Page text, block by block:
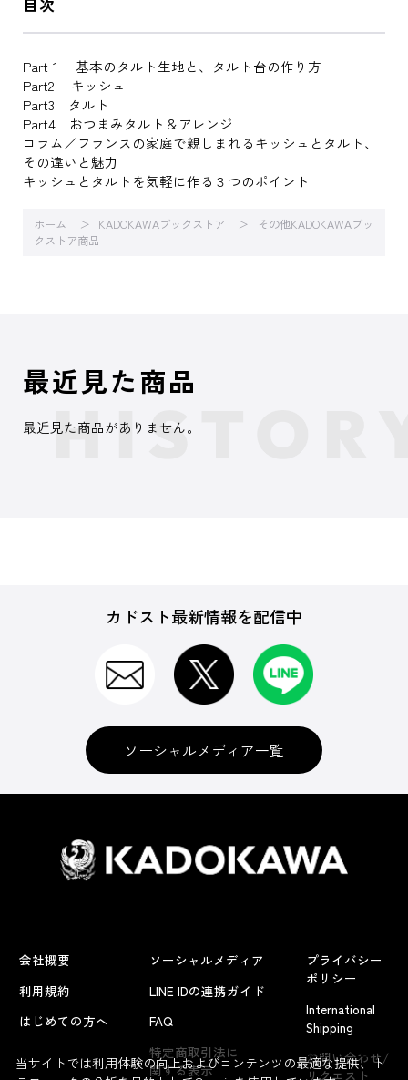
目次
Part１ 基本のタルト生地と、タルト台の作り方
Part2 キッシュ
Part3 タルト
Part4 おつまみタルト＆アレンジ
コラム／フランスの家庭で親しまれるキッシュとタルト、
その違いと魅力
キッシュとタルトを気軽に作る３つのポイント
ホーム KADOKAWAブックストア
その他KADOKAWAブッ
クストア商品
よくあるお問い合わせ
最近見た商品
最近見た商品がありません。
カドスト最新情報を配信中
ソーシャルメディア一覧
会社概要
利用規約
はじめての方へ
ソーシャルメディア
LINE IDの連携ガイド
FAQ
特定商取引法に
関する表示
プライバシー
ポリシー
International
Shipping
お問い合わせ/
リクエスト
当サイトでは利用体験の向上およびコンテンツの最適な提供、ト